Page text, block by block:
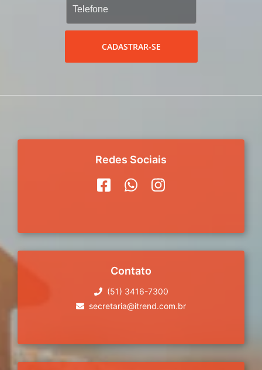
CADASTRAR-SE
Redes Sociais
Contato
(51) 3416-7300
secretaria@itrend.com.br